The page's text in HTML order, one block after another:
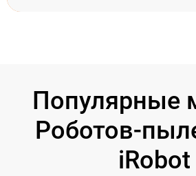
Популярные
Роботов-
iRobot